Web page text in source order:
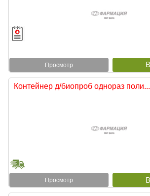
Просмотр
Контейнер д/биопроб однораз поли...
Просмотр